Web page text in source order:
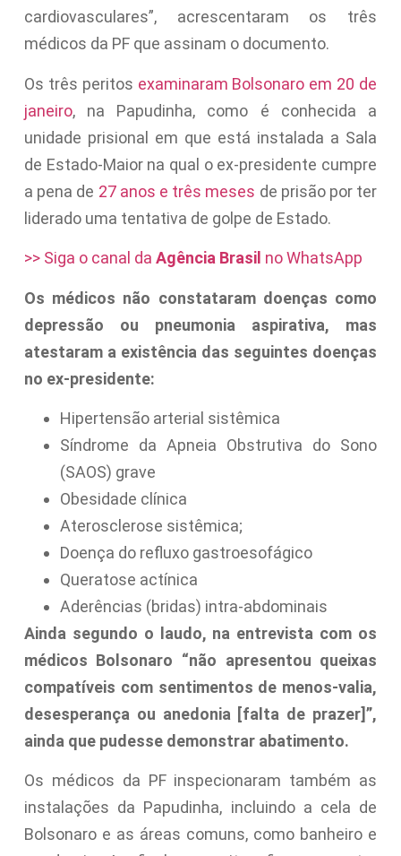
cardiovasculares”, acrescentaram os três
médicos da PF que assinam o documento.
Os três peritos examinaram Bolsonaro em 20 de
janeiro, na Papudinha, como é conhecida a
unidade prisional em que está instalada a Sala
de Estado-Maior na qual o ex-presidente cumpre
a pena de 27 anos e três meses de prisão por ter
liderado uma tentativa de golpe de Estado.
>> Siga o canal da Agência Brasil no WhatsApp
Os médicos não constataram doenças como
depressão ou pneumonia aspirativa, mas
atestaram a existência das seguintes doenças
no ex-presidente:
Hipertensão arterial sistêmica
Síndrome da Apneia Obstrutiva do Sono
(SAOS) grave
Obesidade clínica
Aterosclerose sistêmica;
Doença do refluxo gastroesofágico
Queratose actínica
Aderências (bridas) intra-abdominais
Ainda segundo o laudo, na entrevista com os
médicos Bolsonaro “não apresentou queixas
compatíveis com sentimentos de menos-valia,
desesperança ou anedonia [falta de prazer]”,
ainda que pudesse demonstrar abatimento.
Os médicos da PF inspecionaram também as
instalações da Papudinha, incluindo a cela de
Bolsonaro e as áreas comuns, como banheiro e